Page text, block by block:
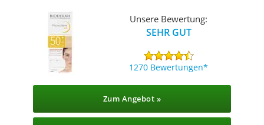
Unsere Bewertung:
SEHR GUT
1270 Bewertungen
Zum Angebot »